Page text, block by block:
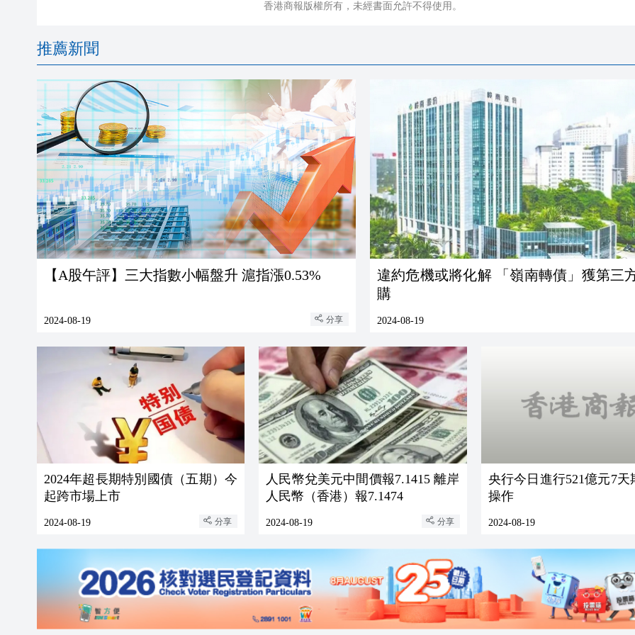
香港商報版權所有，未經書面允許不得使用。
推薦新聞
【A股午評】三大指數小幅盤升 滬指漲0.53%
2024-08-19 分享
違約危機或將化解 「嶺南轉債」獲第三
購
2024-08-19
2024年超長期特別國債（五期）今
起跨市場上市
2024-08-19 分享
人民幣兌美元中間價報7.1415 離岸
人民幣（香港）報7.1474
2024-08-19 分享
央行今日進行521億元7天
操作
2024-08-19